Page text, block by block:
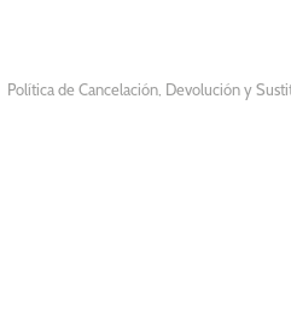
Política de Cancelación, Devolución y